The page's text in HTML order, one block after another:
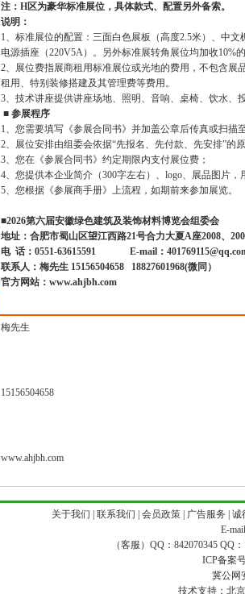
注：H区为豪华标准展位，具体款式、配置另外备索。
说明：
1、标准展位的配置：三面白色展板（高度2.5米）、中
电源插座（220V5A）。另外标准展转角展位均加收10%的
2、展位费指展商租用标准展位或光地的费用，不包含展
租用、特别装修搭建及其管理费等费用。
3、技术讲座提供讲座场地、照明、音响、桌椅、饮水、
■ 参展程序
1、您需要填写《参展合同书》并加盖公章后传真或扫描
2、展位安排由组委会依据“先报名、先付款、先安排”的原
3、您在《参展合同书》约定期限内支付展位费；
4、您提供本企业简介（300字左右）、logo、展品图片，
5、您根据《参展商手册》上流程，如期前来参加展览。
■2026第六届安徽绿色建筑及装饰材料博览会组委会
地址：合肥市蜀山区望江西路21号合力大夏A座2008、
电 话：0551-63615591
E-mail：
联系人：梅先生 15156504658
18827601968(微同）
官方网站：www.ahjbh.com
梅先生
15156504658
www.ahjbh.com
关于我们 联系我们 会员政策| 广告服务 诚
E-
（客服）QQ：842070345 QQ
ICP备案
冀公网
技术支持： 北